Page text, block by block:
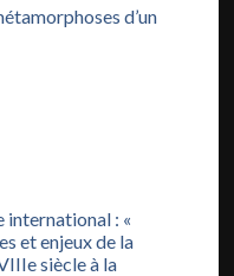
d’un
international : «
et enjeux de la
siècle à la